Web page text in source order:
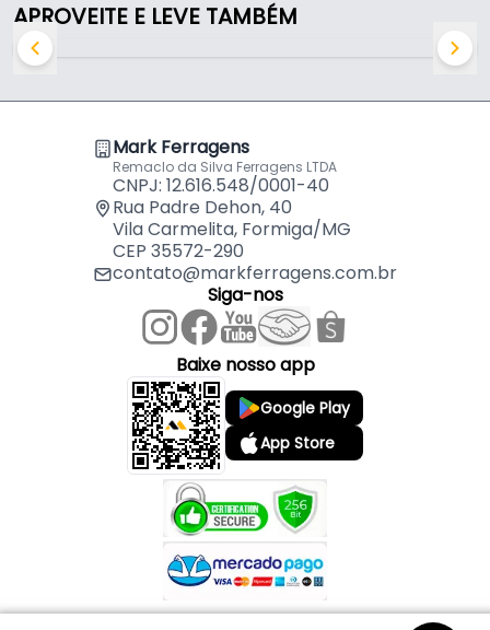
- Largura: 20 Mm
- Diâmetro do puxador: 30 Mm
- Acessórios inclusos: 01 Parafuso
APROVEITE E LEVE TAMBÉM
Mark Ferragens
Remaclo da Silva Ferragens LTDA
CNPJ: 12.616.548/0001-40
Rua Padre Dehon, 40
Vila Carmelita, Formiga/MG
CEP 35572-290
contato@markferragens.com.br
Siga-nos
Baixe nosso app
Google Play
App Store